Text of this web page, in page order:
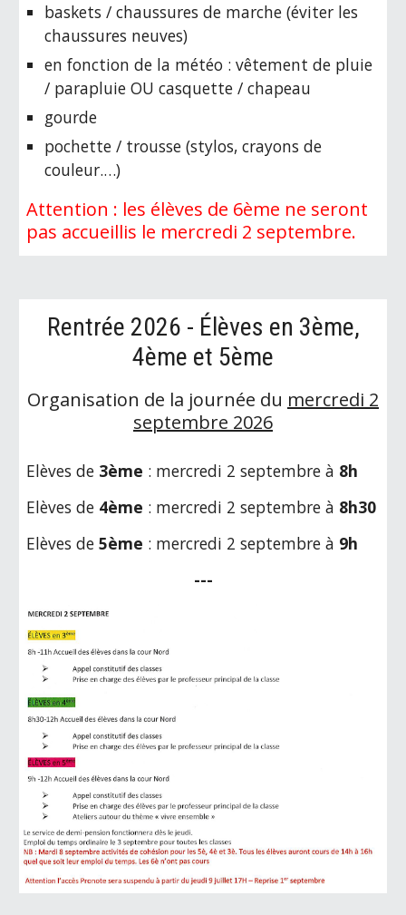
baskets / chaussures de marche (éviter les
chaussures neuves)
en fonction de la météo : vêtement de pluie
/ parapluie OU casquette / chapeau
gourde
pochette / trousse (stylos, crayons de
couleur.…)
Attention : les élèves de 6ème ne seront
pas accueillis le mercredi 2 septembre.
Rentrée 2026 - Élèves en 3ème,
4ème et 5ème
Organisation de la journée du mercredi 2
septembre 2026
Elèves de 3ème : mercredi 2 septembre à 8h
Elèves de 4ème : mercredi 2 septembre à 8h30
Elèves de5ème : mercredi 2 septembre à 9h
---